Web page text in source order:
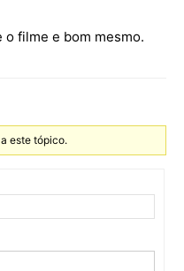
o filme e bom mesmo.
este tópico.